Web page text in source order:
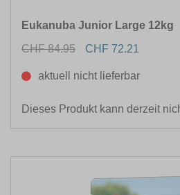
Eukanuba Junior Large 12kg
CHF 84.95
CHF 72.21
aktuell nicht lieferbar
Dieses Produkt kann derzeit